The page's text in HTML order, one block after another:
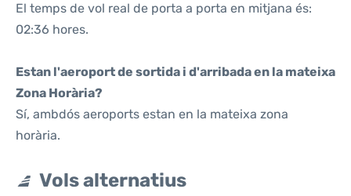
El temps de vol real de porta a porta en mitjana és:
02:36 hores.
Estan l'aeroport de sortida i d'arribada en la mateixa
Zona Horària?
Sí, ambdós aeroports estan en la mateixa zona
horària.
Vols alternatius